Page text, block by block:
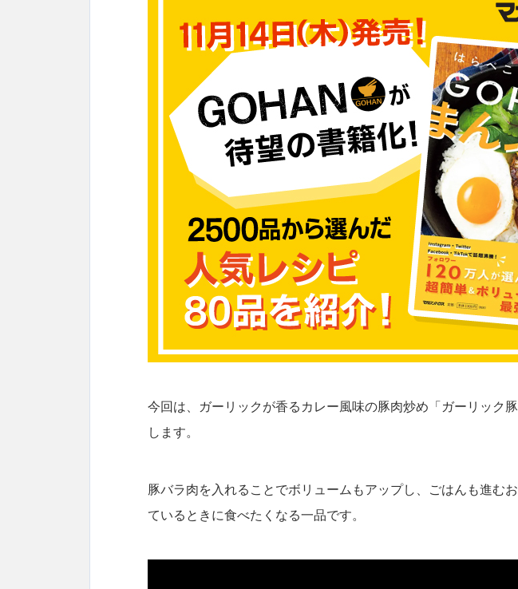
今回は、ガーリックが香るカレー風味の豚肉炒め「ガーリック
します。
豚バラ肉を入れることでボリュームもアップし、ごはんも進む
ているときに食べたくなる一品です。